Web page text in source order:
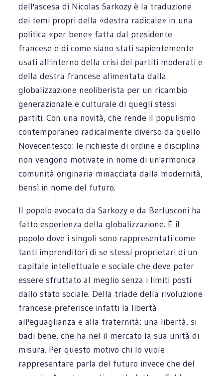
dell'ascesa di Nicolas Sarkozy è la traduzione
dei temi propri della «destra radicale» in una
politica «per bene» fatta dal presidente
francese e di come siano stati sapientemente
usati all'interno della crisi dei partiti moderati e
della destra francese alimentata dalla
globalizzazione neoliberista per un ricambio
generazionale e culturale di quegli stessi
partiti. Con una novità, che rende il populismo
contemporaneo radicalmente diverso da quello
Novecentesco: le richieste di ordine e disciplina
non vengono motivate in nome di un'armonica
comunità originaria minacciata dalla modernità,
bensì in nome del futuro.
Il popolo evocato da Sarkozy e da Berlusconi ha
fatto esperienza della globalizzazione. È il
popolo dove i singoli sono rappresentati come
tanti imprenditori di se stessi proprietari di un
capitale intellettuale e sociale che deve poter
essere sfruttato al meglio senza i limiti posti
dallo stato sociale. Della triade della rivoluzione
francese preferisce infatti la libertà
all'eguaglianza e alla fraternità: una libertà, si
badi bene, che ha nel il mercato la sua unità di
misura. Per questo motivo chi lo vuole
rappresentare parla del futuro invece che del